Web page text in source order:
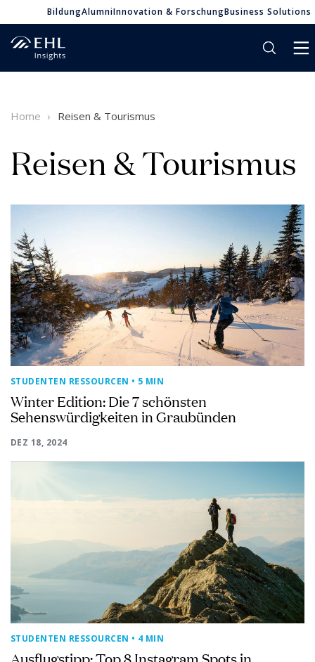
BildungAlumniInnovation & ForschungBusiness Solutions
Home Reisen & Tourismus
Reisen & Tourismus
STUDENTEN RESSOURCEN • 5 MIN
Winter Edition: Die 7 schönsten
Sehenswürdigkeiten in Graubünden
DEZ 18, 2024
STUDENTEN RESSOURCEN • 4 MIN
Ausflugstipp: Top 8 Instagram Spots in